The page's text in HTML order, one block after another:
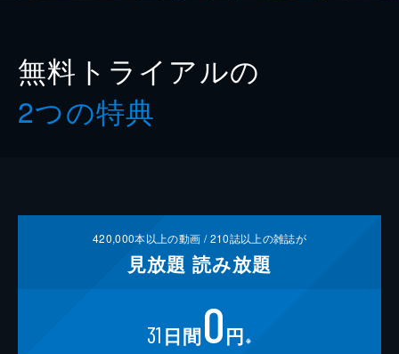
無料トライアルの
2つの特典
420,000本以上の動画 /210誌以上の雑誌が
見放題 読み放題
31 日間0円 ※